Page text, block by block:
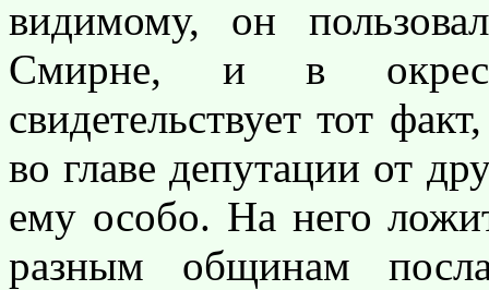
видимому, он
Смирне, и в
свидетельствует тот
во главе депутации от
ему особо. На него
разным общинам